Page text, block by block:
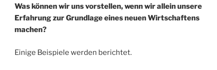
Was können wir uns vorstellen, wenn wir allein unsere
Erfahrung zur Grundlage eines neuen Wirtschaftens
machen?
Einige Beispiele werden berichtet.